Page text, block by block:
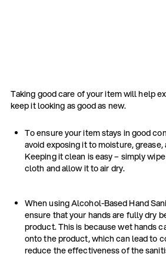
Taking good care of your item will help
keep it looking as good as new.
To ensure your item stays in good
avoid exposing it to moisture, grease,
Keeping it clean is easy – simply
cloth and allow it to air dry.
When using Alcohol-Based Hand
ensure that your hands are fully dry
product. This is because wet hands
onto the product, which can lead to
reduce the effectiveness of the